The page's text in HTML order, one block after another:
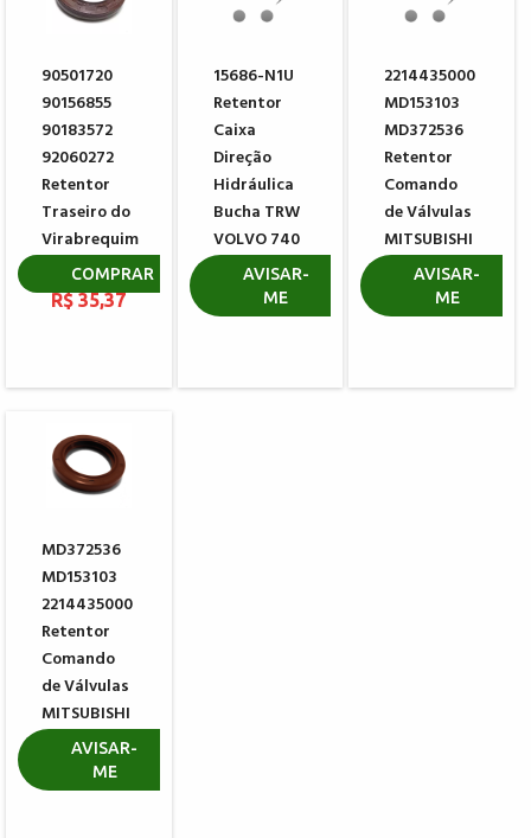
90501720
90156855
90183572
92060272
Retentor
Traseiro do
Virabrequim
R$ 35,37
COMPRAR
15686-N1U
Retentor
Caixa
Direção
Hidráulica
Bucha TRW
VOLVO 740
760 780
R$ 43,96
AVISAR-
ME
2214435000
MD153103
MD372536
Retentor
Comando
de Válvulas
MITSUBISHI
HYUNDAI
R$ 46,02
AVISAR-
ME
MD372536
MD153103
2214435000
Retentor
Comando
de Válvulas
MITSUBISHI
HYUNDAI
R$ 34,60
AVISAR-
ME